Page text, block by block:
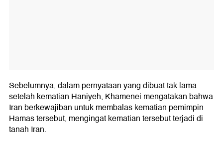
Sebelumnya, dalam pernyataan yang dibuat tak lama
setelah kematian Haniyeh, Khamenei mengatakan bahwa
Iran berkewajiban untuk membalas kematian pemimpin
Hamas tersebut, mengingat kematian tersebut terjadi di
tanah Iran.